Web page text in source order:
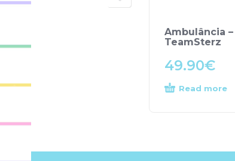
Ambulância –
TeamSterz
49.90€
Read more